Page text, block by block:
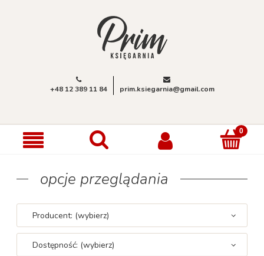
+48 12 389 11 84 prim.ksiegarnia@gmail.com
opcje przeglądania
Producent: (wybierz)
Dostępność: (wybierz)